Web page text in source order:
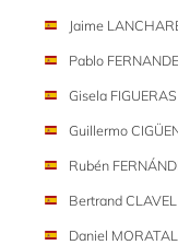
Jaime
Pablo
Gisela
Guillermo
Rubén
Bertrand CLAVEL
Daniel